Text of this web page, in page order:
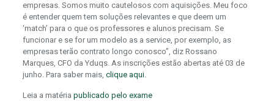
empresas. Somos muito cautelosos com aquisições. Meu foco
é entender quem tem soluções relevantes e que deem um
‘match’ para o que os professores e alunos precisam. Se
funcionar e se for um modelo as a service, por exemplo, as
empresas terão contrato longo conosco”, diz Rossano
Marques, CFO da Yduqs. As inscrições estão abertas até 03 de
junho. Para saber mais, clique aqui.
Leia a matéria publicado pelo exame